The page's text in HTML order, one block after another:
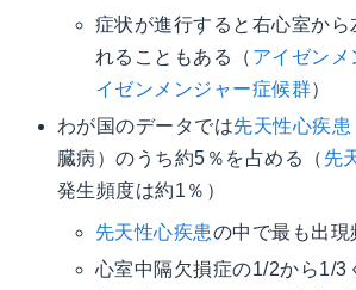
症状が進行すると右心室か
れることもある（ アイゼン
イゼンメンジャー症候群）
わが国のデータでは先天性心疾患
臓病）のうち約5％を占める（ 先
発生頻度は約1％）
先天性心疾患の中で最も出現
心室中隔欠損症の1/2から1/3